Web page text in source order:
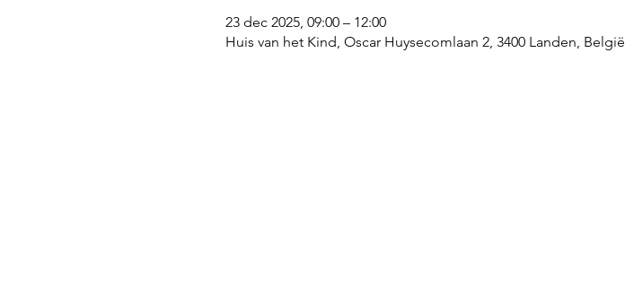
23 dec 2025, 09:00 – 12:00
Huis van het Kind, Oscar Huysecomlaan 2, 3400 Landen, België